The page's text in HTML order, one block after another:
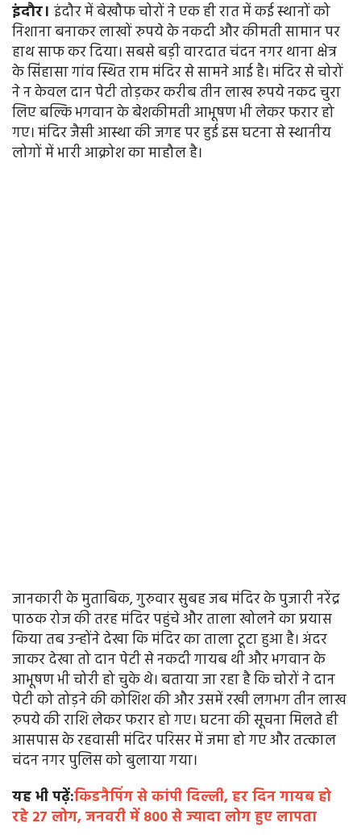
इंदौर। इंदौर में बेखौफ चोरों ने एक ही रात में कई स्थानों को
निशाना बनाकर लाखों रुपये के नकदी और कीमती सामान पर
हाथ साफ कर दिया। सबसे बड़ी वारदात चंदन नगर थाना क्षेत्र
के सिंहासा गांव स्थित राम मंदिर से सामने आई है। मंदिर से चोरों
ने न केवल दान पेटी तोड़कर करीब तीन लाख रुपये नकद चुरा
लिए बल्कि भगवान के बेशकीमती आभूषण भी लेकर फरार हो
गए। मंदिर जैसी आस्था की जगह पर हुई इस घटना से स्थानीय
लोगों में भारी आक्रोश का माहौल है।
जानकारी के मुताबिक, गुरुवार सुबह जब मंदिर के पुजारी नरेंद्र
पाठक रोज की तरह मंदिर पहुंचे और ताला खोलने का प्रयास
किया तब उन्होंने देखा कि मंदिर का ताला टूटा हुआ है। अंदर
जाकर देखा तो दान पेटी से नकदी गायब थी और भगवान के
आभूषण भी चोरी हो चुके थे। बताया जा रहा है कि चोरों ने दान
पेटी को तोड़ने की कोशिश की और उसमें रखी लगभग तीन लाख
रुपये की राशि लेकर फरार हो गए। घटना की सूचना मिलते ही
आसपास के रहवासी मंदिर परिसर में जमा हो गए और तत्काल
चंदन नगर पुलिस को बुलाया गया।
यह भी पढ़ें:किडनैपिंग से कांपी दिल्ली, हर दिन गायब हो
रहे 27 लोग, जनवरी में 800 से ज्यादा लोग हुए लापता